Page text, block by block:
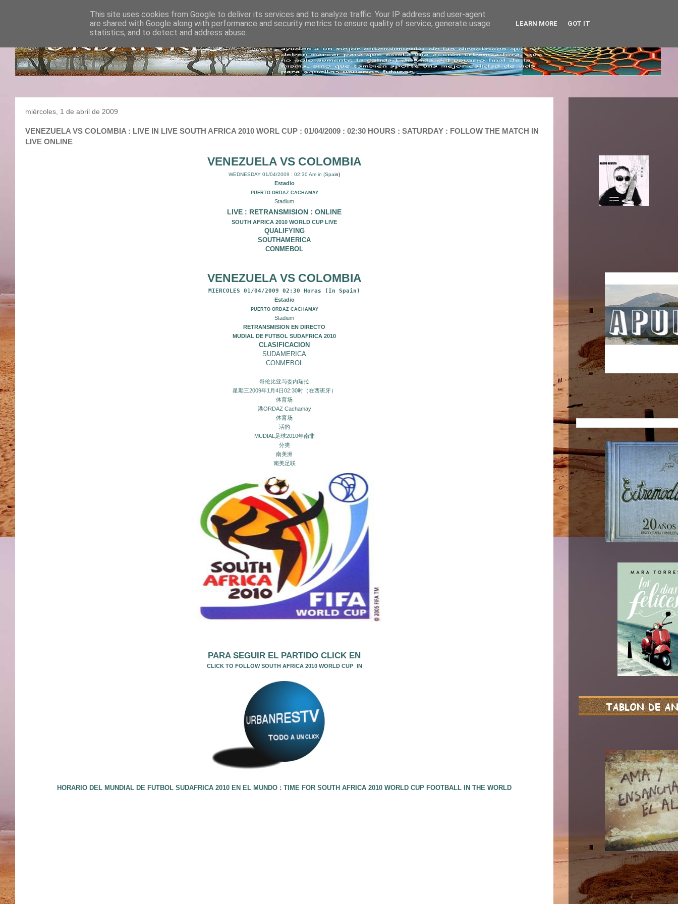
miércoles, 1 de abril de 2009
VENEZUELA VS COLOMBIA : LIVE IN LIVE SOUTH AFRICA 2010 WORL CUP : 01/04/2009 : 02:30 HOURS : SATURDAY : FOLLOW THE MATCH IN
LIVE ONLINE
VENEZUELA VS COLOMBIA
WEDNESDAY 01/04/2009 : 02:30 Am in (Spain)
Estadio
PUERTO ORDAZ CACHAMAY
Stadium
LIVE : RETRANSMISION : ONLINE
SOUTH AFRICA 2010 WORLD CUP LIVE
QUALIFYING
SOUTHAMERICA
CONMEBOL
VENEZUELA VS COLOMBIA
MIERCOLES 01/04/2009 02:30 Horas (In Spain)
Estadio
PUERTO ORDAZ CACHAMAY
Stadium
RETRANSMISION EN DIRECTO
MUDIAL DE FUTBOL SUDAFRICA 2010
CLASIFICACION
SUDAMERICA
CONMEBOL
哥伦比亚与委内瑞拉
星期三2009年1月4日02:30时（在西班牙）
体育场
港ORDAZ Cachamay
体育场
活的
MUDIAL足球2010年南非
分类
南美洲
南美足联
PARA SEGUIR EL PARTIDO CLICK EN
CLICK TO FOLLOW SOUTH AFRICA 2010 WORLD CUP IN
HORARIO DEL MUNDIAL DE FUTBOL SUDAFRICA 2010 EN EL MUNDO : TIME FOR SOUTH AFRICA 2010 WORLD CUP FOOTBALL IN THE WORLD
This site uses cookies from Google to deliver its services and to analyze traffic. Your IP address and user-agent
are shared with Google along with performance and security metrics to ensure quality of service, generate usage
statistics, and to detect and address abuse.
LEARN MORE GOT IT